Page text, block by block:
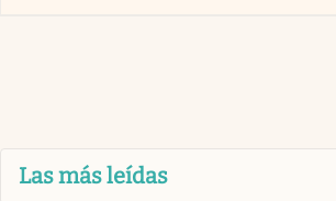
Las más leídas